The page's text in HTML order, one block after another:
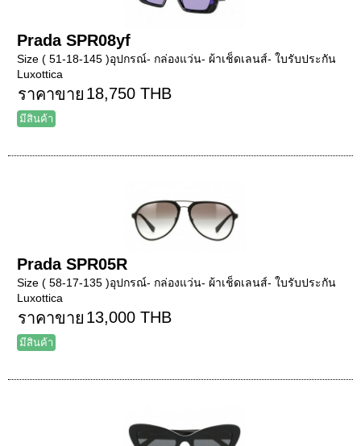
Prada SPR08yf
Size ( 51-18-145 )อุปกรณ์- กล่องแว่น- ผ้าเช็ดเลนส์- ใบรับประกัน
Luxottica
ราคาขาย 18,750 THB
มีสินค้า
Prada SPR05R
Size ( 58-17-135 )อุปกรณ์- กล่องแว่น- ผ้าเช็ดเลนส์- ใบรับประกัน
Luxottica
ราคาขาย 13,000 THB
มีสินค้า